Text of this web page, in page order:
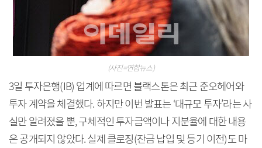
(사진=연합뉴스)
3일 투자은행(IB) 업계에 따르면 블랙스톤은 최근 준오헤어와
투자 계약을 체결했다. 하지만 이번 발표는 ‘대규모 투자’라는 사
실만 알려졌을 뿐, 구체적인 투자금액이나 지분율에 대한 내용
은 공개되지 않았다. 실제 클로징(잔금 납입 및 등기 이전)도 마